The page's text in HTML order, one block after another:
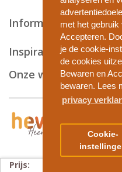
met het
Accepteren.
je de cookie-
de cookies
Bewaren en
bewaren. Lees
privacy
Cookie-
Prijs:
Informatie en tips
Inspiratie
Onze webshops